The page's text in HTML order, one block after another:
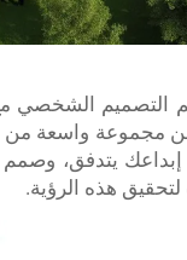
واسعة من
هذه الرؤية.